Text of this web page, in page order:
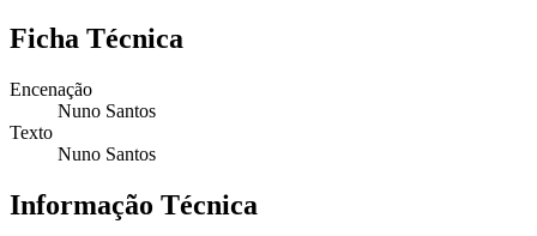
Ficha Técnica
Encenação
Nuno Santos
Texto
Nuno Santos
Informação Técnica